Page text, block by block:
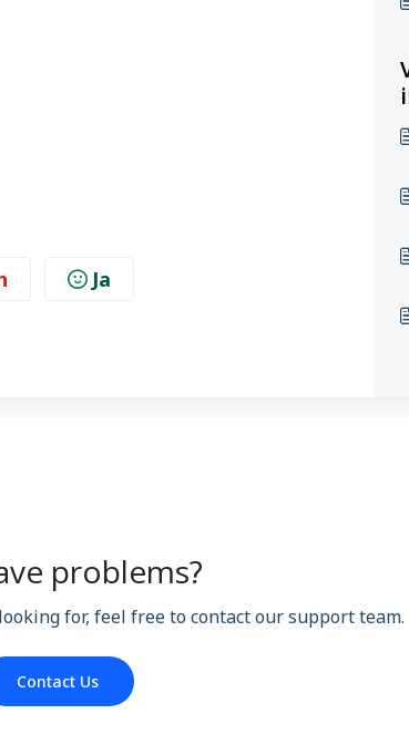
Ja
problems?
for, feel free to contact our support team.